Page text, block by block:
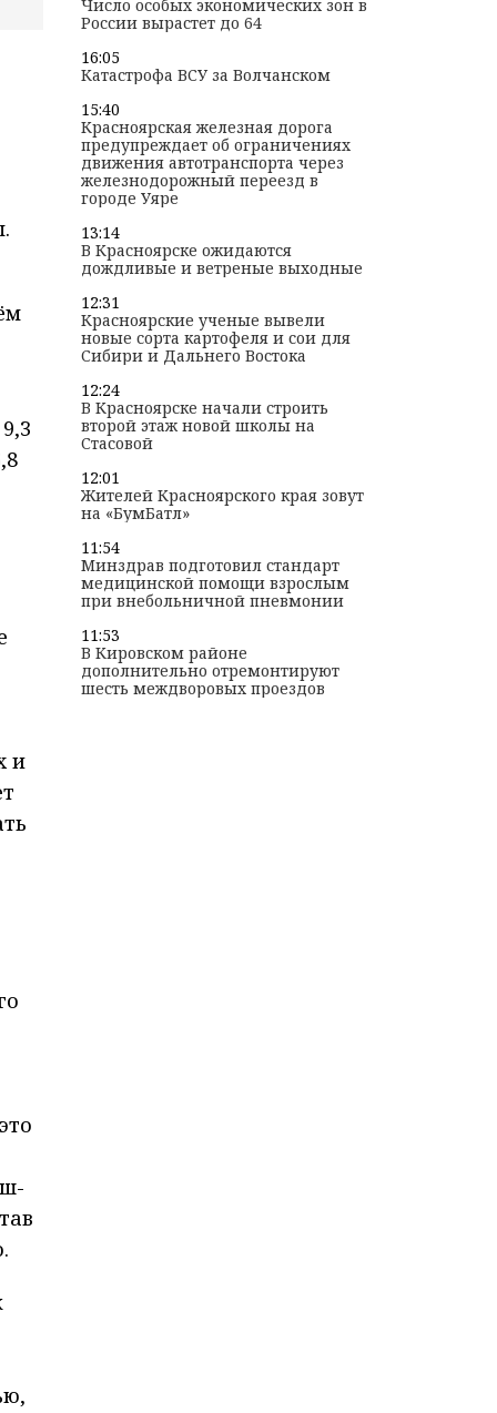
и
Число особых экономических зон в
России вырастет до 64
16:05
Катастрофа ВСУ за Волчанском
15:40
Красноярская железная дорога
предупреждает об ограничениях
движения автотранспорта через
железнодорожный переезд в
городе Уяре
13:14
В Красноярске ожидаются
дождливые и ветреные выходные
12:31
Красноярские ученые вывели
новые сорта картофеля и сои для
Сибири и Дальнего Востока
12:24
В Красноярске начали строить
второй этаж новой школы на
Стасовой
12:01
Жителей Красноярского края зовут
на «БумБатл»
11:54
Минздрав подготовил стандарт
медицинской помощи взрослым
при внебольничной пневмонии
11:53
В Кировском районе
дополнительно отремонтируют
шесть междворовых проездов